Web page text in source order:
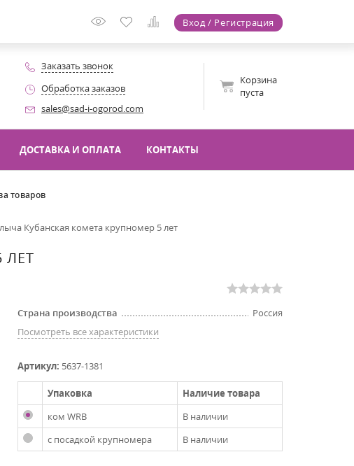
Вход / Регистрация
Заказать звонок
Обработка заказов
sales@sad-i-ogorod.com
Корзина
пуста
ДОСТАВКА И ОПЛАТА КОНТАКТЫ
товаров
Кубанская комета крупномер 5 лет
ЛЕТ
Страна производства
Россия
Посмотреть все характеристики
Артикул: 5637-1381
Упаковка
Наличие товара
ком WRB
В наличии
с посадкой крупномера
В наличии